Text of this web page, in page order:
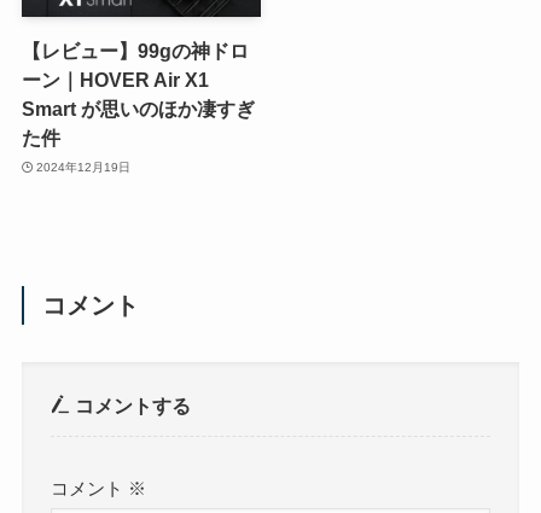
【レビュー】99gの神ドロ
ーン｜HOVER Air X1
Smart が思いのほか凄すぎ
た件
2024年12月19日
コメント
コメントする
コメント ※